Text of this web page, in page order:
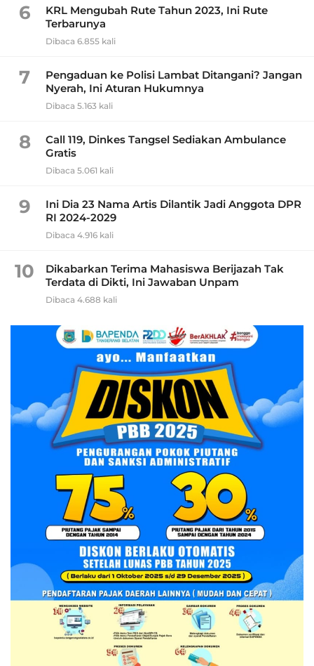
6
KRL Mengubah Rute Tahun 2023, Ini Rute
Terbarunya
Dibaca 6.855 kali
7
Pengaduan ke Polisi Lambat Ditangani? Jangan
Nyerah, Ini Aturan Hukumnya
Dibaca 5.163 kali
8
Call 119, Dinkes Tangsel Sediakan Ambulance
Gratis
Dibaca 5.061 kali
9
Ini Dia 23 Nama Artis Dilantik Jadi Anggota DPR
RI 2024-2029
Dibaca 4.916 kali
10
Dikabarkan Terima Mahasiswa Berijazah Tak
Terdata di Dikti, Ini Jawaban Unpam
Dibaca 4.688 kali